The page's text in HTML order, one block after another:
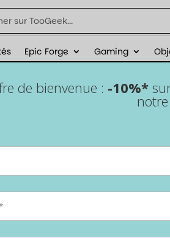
Epic Forge Gaming
de réduction sur ta
Jeu de
de bienvenue : -10%*